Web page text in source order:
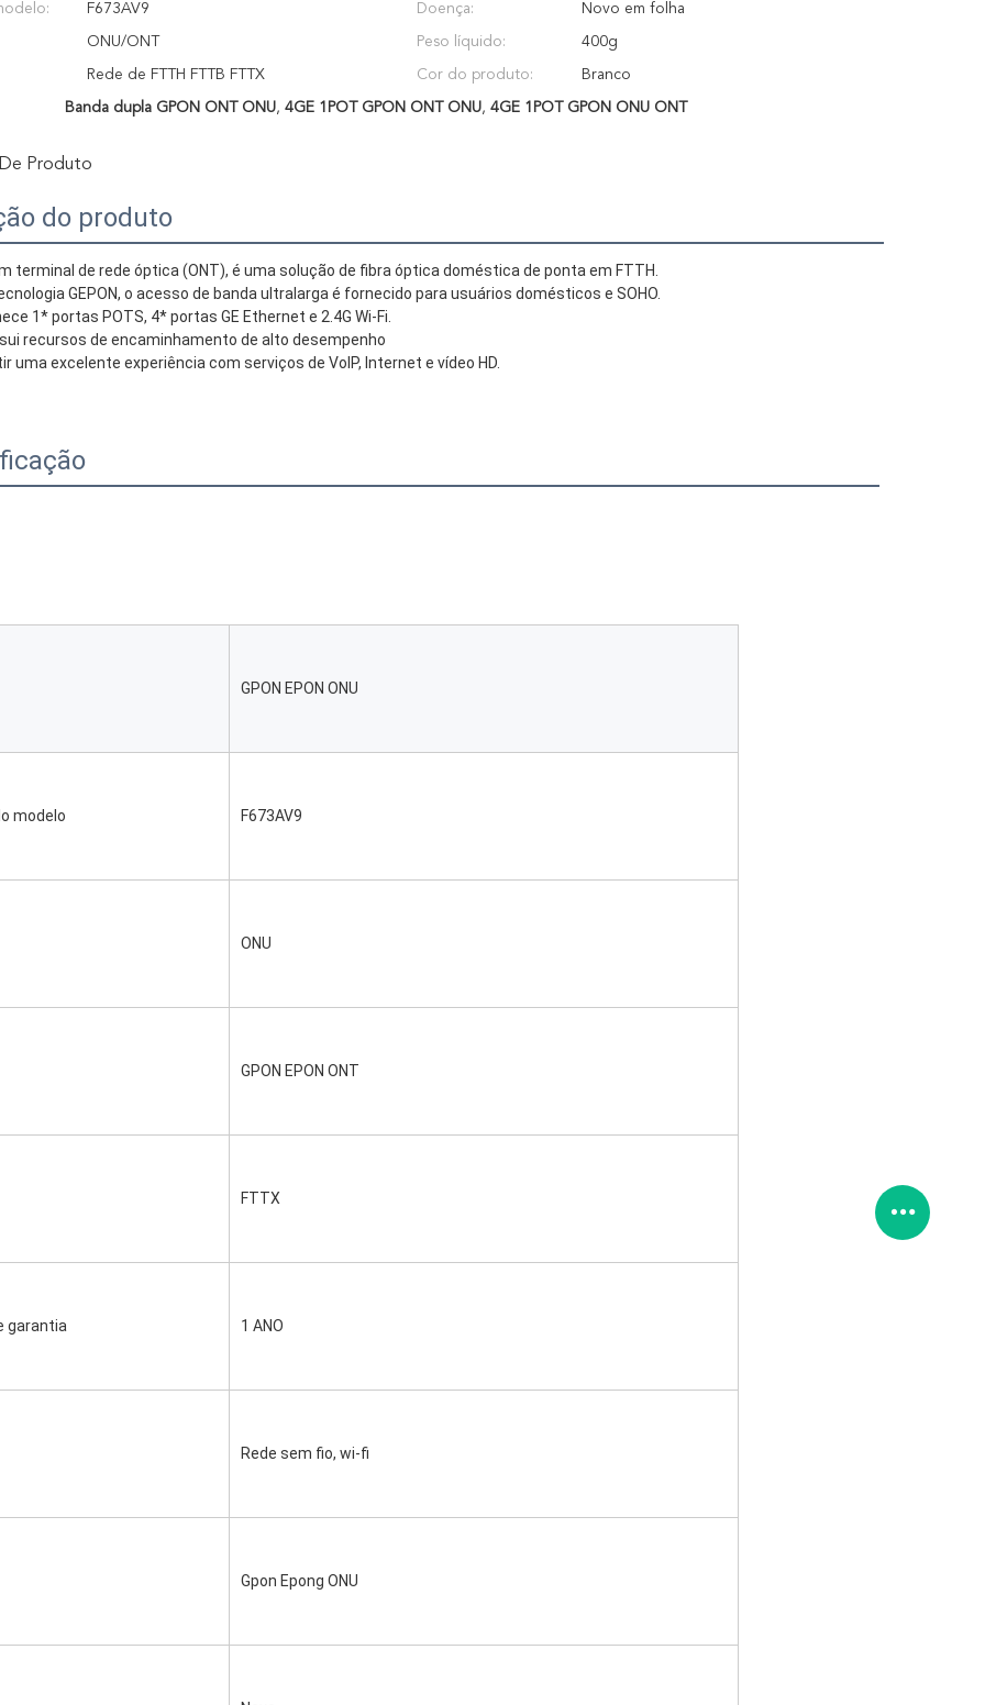
F673AV9 Doença: Novo em folha
ONU/ONT Peso líquido: 400g
Rede de FTTH FTTB FTTX Cor do produto: Branco
Banda dupla GPON ONT ONU, 4GE 1POT GPON ONT ONU, 4GE 1POT GPON ONU ONT
Produto
do produto
terminal de rede óptica (ONT), é uma solução de fibra óptica doméstica de ponta em FTTH.
GEPON, o acesso de banda ultralarga é fornecido para usuários domésticos e SOHO.
1* portas POTS, 4* portas GE Ethernet e 2.4G Wi-Fi.
recursos de encaminhamento de alto desempenho
uma excelente experiência com serviços de VoIP, Internet e vídeo HD.
GPON EPON ONU
modelo F673AV9
ONU
GPON EPON ONT
FTTX
garantia 1 ANO
Rede sem fio, wi-fi
Gpon Epong ONU